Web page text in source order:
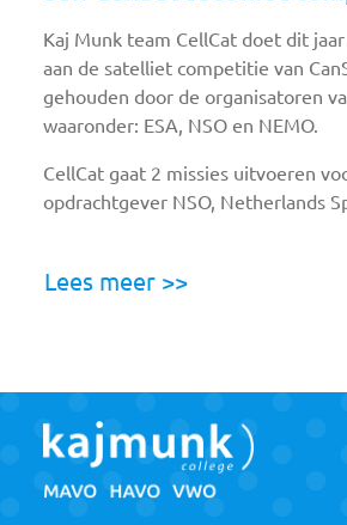
Kaj Munk team CellCat doet dit
aan de satelliet competitie van
gehouden door de organisatoren
waaronder: ESA, NSO en NEMO.
CellCat gaat 2 missies uitvoeren
opdrachtgever NSO, Netherlands
Lees meer >>